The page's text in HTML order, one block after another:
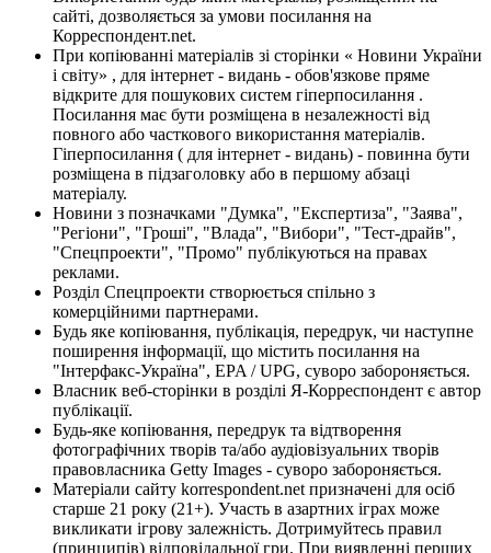
сайті, дозволяється за умови посилання на
Корреспондент.net.
При копіюванні матеріалів зі сторінки « Новини України
і світу» , для інтернет - видань - обов'язкове пряме
відкрите для пошукових систем гіперпосилання .
Посилання має бути розміщена в незалежності від
повного або часткового використання матеріалів.
Гіперпосилання ( для інтернет - видань) - повинна бути
розміщена в підзаголовку або в першому абзаці
матеріалу.
Новини з позначками "Думка", "Експертиза", "Заява",
"Регіони", "Гроші", "Влада", "Вибори", "Тест-драйв",
"Спецпроекти", "Промо" публікуються на правах
реклами.
Розділ Спецпроекти створюється спільно з
комерційними партнерами.
Будь яке копіювання, публікація, передрук, чи наступне
поширення інформації, що містить посилання на
"Інтерфакс-Україна", EPA / UPG, суворо забороняється.
Власник веб-сторінки в розділі Я-Корреспондент є автор
публікації.
Будь-яке копіювання, передрук та відтворення
фотографічних творів та/або аудіовізуальних творів
правовласника Getty Images - суворо забороняється.
Матеріали сайту korrespondent.net призначені для осіб
старше 21 року (21+). Участь в азартних іграх може
викликати ігрову залежність. Дотримуйтесь правил
(принципів) відповідальної гри. При виявленні перших